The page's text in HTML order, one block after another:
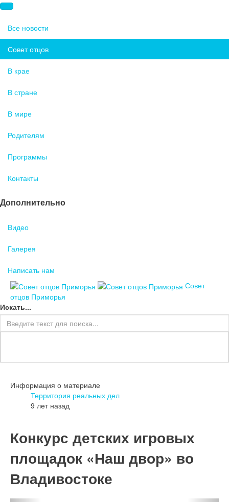
Все новости
Совет отцов
В крае
В стране
В мире
Родителям
Программы
Контакты
Дополнительно
Видео
Галерея
Написать нам
Совет
отцов Приморья
Искать...
Информация о материале
Территория реальных дел
9 лет назад
Конкурс детских игровых
площадок «Наш двор» во
Владивостоке